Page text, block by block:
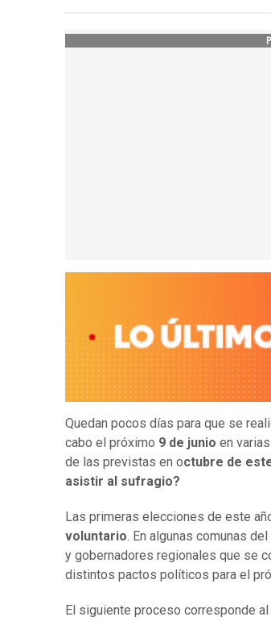
Quedan pocos días para que se
cabo el próximo 9 de junio en
de las previstas en octubre de
asistir al sufragio?
Las primeras elecciones de este
voluntario. En algunas comunas
y gobernadores regionales que se
distintos pactos políticos para el
El siguiente proceso corresponde al